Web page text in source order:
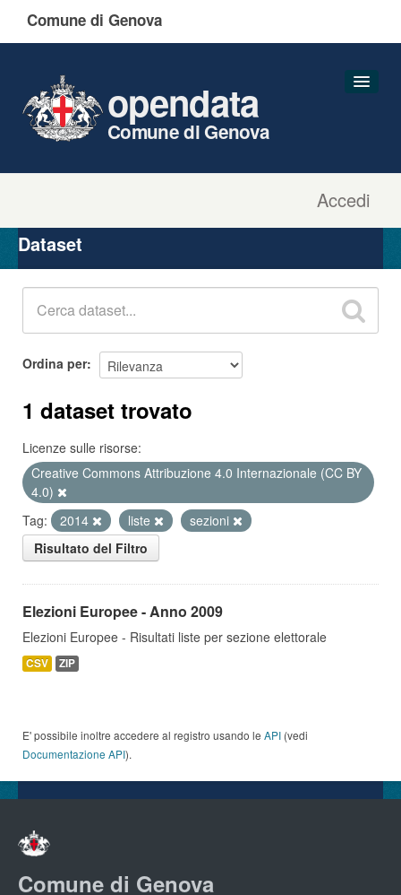
Comune di Genova
Accedi
opendata
Comune di Genova
Organizzazioni
Gruppi
Dataset
Ordina per
1 dataset trovato
Licenze sulle risorse:
Creative Commons Attribuzione 4.0 Internazionale (CC BY
4.0)
Tag:
2014 liste
sezioni
Risultato del Filtro
Elezioni Europee - Anno 2009
Elezioni Europee - Risultati liste per sezione elettorale
CSV ZIP
E' possibile inoltre accedere al registro usando le API (vedi
Documentazione API).
Comune di Genova